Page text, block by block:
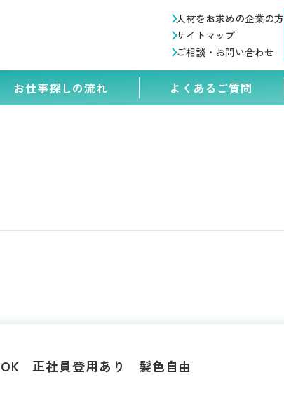
人材をお求めの企業の方
サイトマップ
ご相談・お問い合わせ
お仕事探しの流れ よくあるご質問
OK 正社員登用あり 髪色自由